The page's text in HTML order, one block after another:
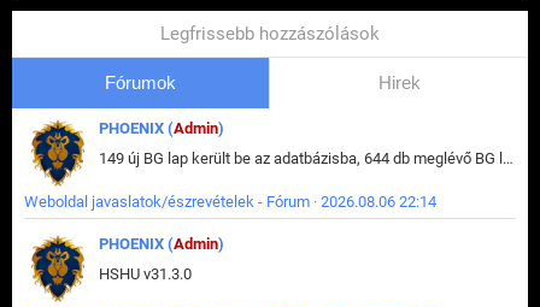
Legfrissebb hozzászólások
Fórumok Hirek
PHOENIX (Admin)
149 új BG lap került be az adatbázisba, 644 db meglévő BG lap módosult, bekerültek az új képek a megváltozott lapokhoz is.
Weboldal javaslatok/észrevételek - Fórum · 2026.08.06 22:14
PHOENIX (Admin)
HSHU v31.3.0